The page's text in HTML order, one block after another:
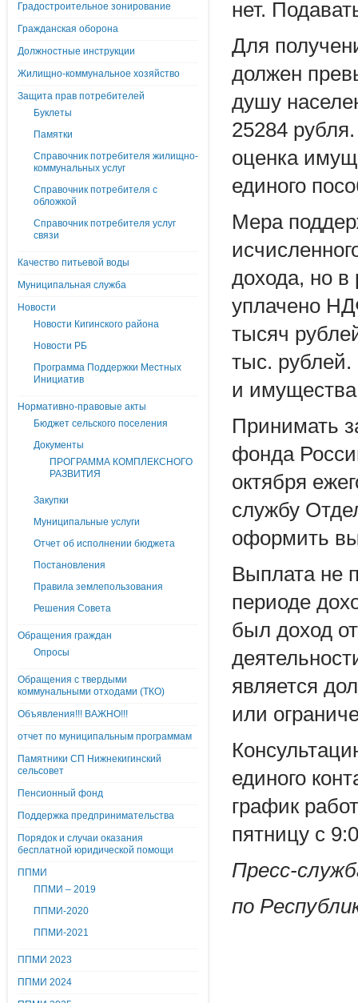
Градостроительное зонирование
Гражданская оборона
Должностные инструкции
Жилищно-коммунальное хозяйство
Защита прав потребителей
Буклеты
Памятки
Справочник потребителя жилищно-
коммунальных услуг
Справочник потребителя с
обложкой
Справочник потребителя услуг
связи
Качество питьевой воды
Муниципальная служба
Новости
Новости Кигинского района
Новости РБ
Программа Поддержки Местных
Инициатив
Нормативно-правовые акты
Бюджет сельского поселения
Документы
ПРОГРАММА КОМПЛЕКСНОГО
РАЗВИТИЯ
Закупки
Муниципальные услуги
Отчет об исполнении бюджета
Постановления
Правила землепользования
Решения Совета
Обращения граждан
Опросы
Обращения с твердыми
коммунальными отходами (ТКО)
Объявления!!! ВАЖНО!!!
отчет по муниципальным программам
Памятники СП Нижнекигинский
сельсовет
Пенсионный фонд
Поддержка предпринимательства
Порядок и случаи оказания
бесплатной юридической помощи
ППМИ
ППМИ – 2019
ППМИ-2020
ППМИ-2021
ППМИ 2023
ППМИ 2024
нет.
Для
должен
душу
25284
оценка
единого
Мера
дохода, но
уплачено
тысяч
тыс. рублей.
и
Принимать
фонда
октября
службу
оформить
Выплата не
периоде
был доход
является
или
единого
график
пятницу с
Пресс-
по